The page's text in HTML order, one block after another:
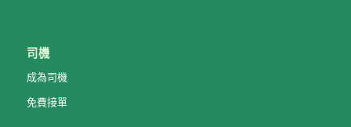
司機
成為司機
免費接單